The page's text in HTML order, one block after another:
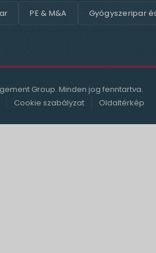
PE & M&A Gyógyszeripar
Group. Minden jog fenntartva.
Cookie szabályzat Oldaltérkép